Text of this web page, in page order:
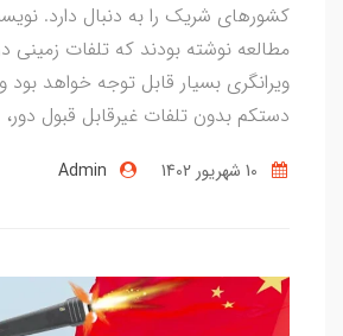
کشورهای شریک را به دنبال دارد.
مطالعه نوشته بودند که تلفات زمینی
ویرانگری بسیار قابل توجه خواهد بود و
دستکم بدون تلفات غیرقابل قبول دور،
Admin